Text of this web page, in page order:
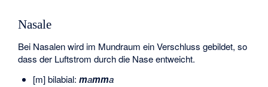
Nasale
Bei Nasalen wird im Mundraum ein Verschluss gebildet, so
dass der Luftstrom durch die Nase entweicht.
[m] bilabial: mamma